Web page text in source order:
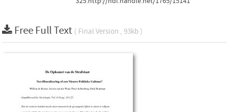
Free Full Text ( Final Version , 93kb )